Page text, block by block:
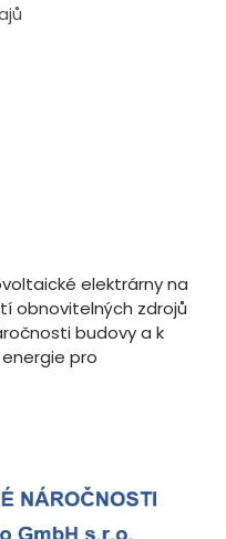
elektrárny na
obnovitelných zdrojů
budovy a k
pro